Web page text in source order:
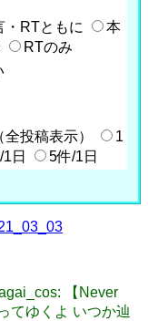
・RTともに
本
RTのみ
投稿表示）
1
日 5件/1日
【Never
てゆくよ いつか辿